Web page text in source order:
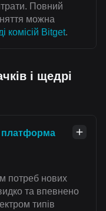
Повний
можна
комісій Bitget.
і щедрі
платформа
потреб нових
та впевнено
типів